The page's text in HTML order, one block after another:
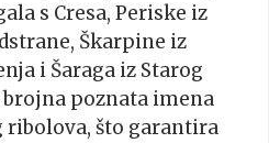
s Cresa, Periske iz
Škarpine iz
i Šaraga iz Starog
brojna poznata imena
što garantira